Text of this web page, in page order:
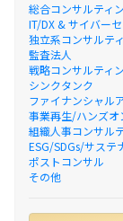
総合コンサルティ
IT/DX & サイバー
独立系コンサルテ
監査法人
戦略コンサルティ
シンクタンク
ファイナンシャル
事業再生/ハンズオ
組織人事コンサル
ESG/SDGs/サステ
ポストコンサル
その他